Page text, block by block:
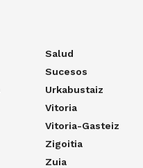
Salud
Sucesos
Urkabustaiz
Vitoria
Vitoria-Gasteiz
Zigoitia
Zuia